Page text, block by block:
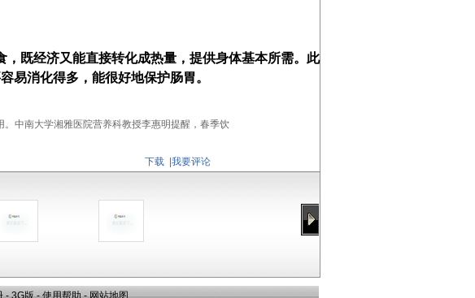
既经济又能直接转化成热量，提供身体基本所需。此
易消化得多，能很好地保护肠胃。
中南大学湘雅医院营养科教授李惠明提醒，春季饮
下载
我要评论
- 3G版 - 使用帮助 - 网站地图